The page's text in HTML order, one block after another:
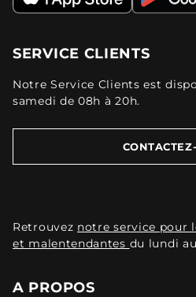
SERVICE CLIENTS
Notre Service Clients est
samedi de 08h à 20h.
Retrouvez notre service pour
et malentendantes du lundi
A PROPOS